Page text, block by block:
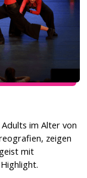
im Alter von
zeigen
mit